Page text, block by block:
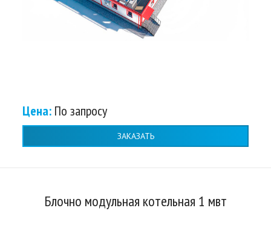
Цена: По запросу
ЗАКАЗАТЬ
Блочно модульная котельная 1 мвт